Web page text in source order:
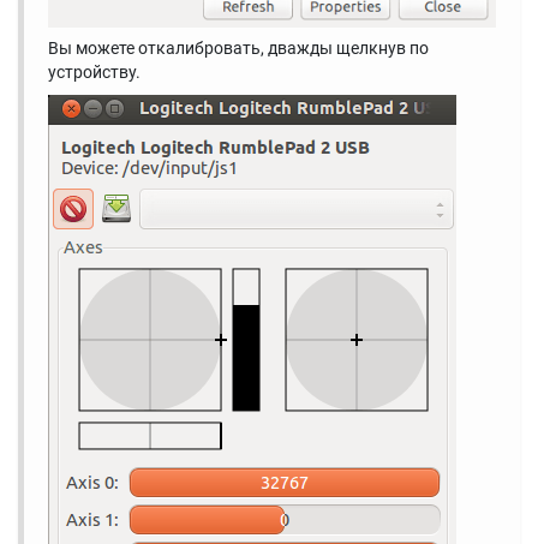
Вы можете откалибровать, дважды щелкнув по
устройству.